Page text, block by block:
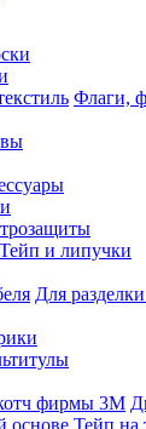
Флаги,
Тейп и липучки
Для
Тейп на